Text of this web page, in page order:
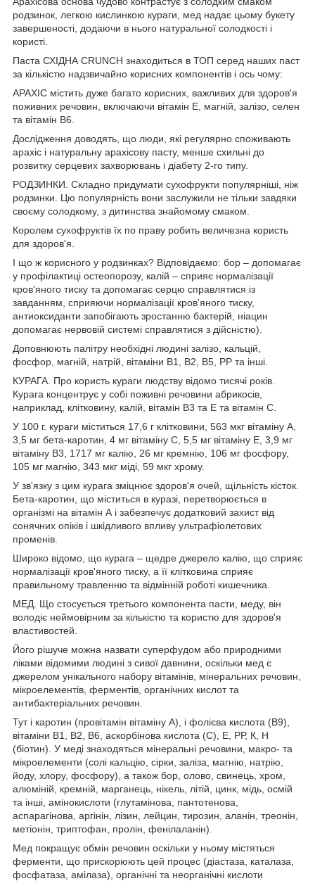
родзинок, легкою кислинкою кураги, мед надає цьому букету
завершеності, додаючи в нього натуральної солодкості і
користі.
Паста СХІДНА CRUNCH знаходиться в ТОП серед наших паст
за кількістю надзвичайно корисних компонентів і ось чому:
АРАХІС містить дуже багато корисних, важливих для здоров'я
поживних речовин, включаючи вітамін Е, магній, залізо, селен
та вітамін В6.
Дослідження доводять, що люди, які регулярно споживають
арахіс і натуральну арахісову пасту, менше схильні до
розвитку серцевих захворювань і діабету 2-го типу.
РОДЗИНКИ. Складно придумати сухофрукти популярніші, ніж
родзинки. Цю популярність вони заслужили не тільки завдяки
своєму солодкому, з дитинства знайомому смаком.
Королем сухофруктів їх по праву робить величезна користь
для здоров'я.
І що ж корисного у родзинках? Відповідаємо: бор – допомагає
у профілактиці остеопорозу, калій – сприяє нормалізації
кров'яного тиску та допомагає серцю справлятися із
завданням, сприяючи нормалізації кров'яного тиску,
антиоксиданти запобігають зростанню бактерій, ніацин
допомагає нервовій системі справлятися з дійсністю).
Доповнюють палітру необхідні людині залізо, кальцій,
фосфор, магній, натрій, вітаміни B1, B2, В5, PP та інші.
КУРАГА. Про користь кураги людству відомо тисячі років.
Курага концентрує у собі поживні речовини абрикосів,
наприклад, клітковину, калій, вітамін В3 та Е та вітамін С.
У 100 г. кураги міститься 17,6 г клітковини, 563 мкг вітаміну А,
3,5 мг бета-каротин, 4 мг вітаміну С, 5,5 мг вітаміну Е, 3,9 мг
вітаміну В3, 1717 мг калію, 26 мг кремнію, 106 мг фосфору,
105 мг магнію, 343 мкг міді, 59 мкг хрому.
У зв'язку з цим курага зміцнює здоров'я очей, щільність кісток.
Бета-каротин, що міститься в куразі, перетворюється в
організмі на вітамін А і забезпечує додатковий захист від
сонячних опіків і шкідливого впливу ультрафіолетових
променів.
Широко відомо, що курага – щедре джерело калію, що сприяє
нормалізації кров'яного тиску, а її клітковина сприяє
правильному травленню та відмінній роботі кишечника.
МЕД. Що стосується третього компонента пасти, меду, він
володіє неймовірним за кількістю та користю для здоров'я
властивостей.
Його рішуче можна назвати суперфудом або природними
ліками відомими людині з сивої давнини, оскільки мед є
джерелом унікального набору вітамінів, мінеральних речовин,
мікроелементів, ферментів, органічних кислот та
антибактеріальних речовин.
Тут і каротин (провітамін вітаміну А), і фолієва кислота (B9),
вітаміни B1, B2, B6, аскорбінова кислота (С), E, РР, К, Н
(біотин). У меді знаходяться мінеральні речовини, макро- та
мікроелементи (солі кальцію, сірки, заліза, магнію, натрію,
йоду, хлору, фосфору), а також бор, олово, свинець, хром,
алюміній, кремній, марганець, нікель, літій, цинк, мідь, осмій
та інші, амінокислоти (глутамінова, пантотенова,
аспарагінова, аргінін, лізин, лейцин, тирозин, аланін, треонін,
метіонін, триптофан, пролін, фенілаланін).
Мед покращує обмін речовин оскільки у ньому містяться
ферменти, що прискорюють цей процес (діастаза, каталаза,
фосфатаза, амілаза), органічні та неорганічні кислоти